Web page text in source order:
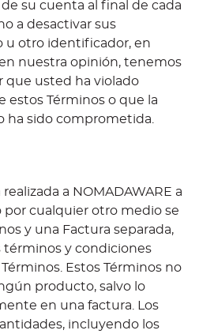
su cuenta al final de cada
a desactivar sus
u otro identificador, en
nuestra opinión, tenemos
que usted ha violado
estos Términos o que la
ha sido comprometida.
a NOMADAWARE a
por cualquier otro medio se
y una Factura separada,
y condiciones
Estos Términos no
producto, salvo lo
en una factura. Los
incluyendo los